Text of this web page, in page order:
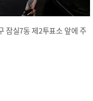
잠실7동 제2투표소 앞에 주